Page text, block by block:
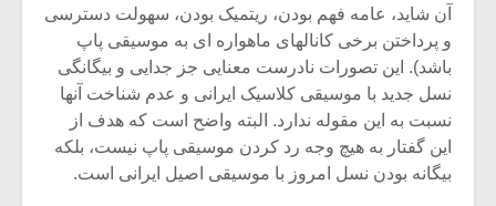
آن شاید، عامه فهم بودن، ریتمیک بودن، سهولت دسترسی
و پرداختن برخی کانالهای ماهواره ای به موسیقی پاپ
باشد). این تصورات نادرست معنایی جز جدایی و بیگانگی
نسل جدید با موسیقی کلاسیک ایرانی و عدم شناخت آنها
نسبت به این مقوله ندارد. البته واضح است که هدف از
این گفتار به هیچ وجه رد کردن موسیقی پاپ نیست، بلکه
بیگانه بودن نسل امروز با موسیقی اصیل ایرانی است.